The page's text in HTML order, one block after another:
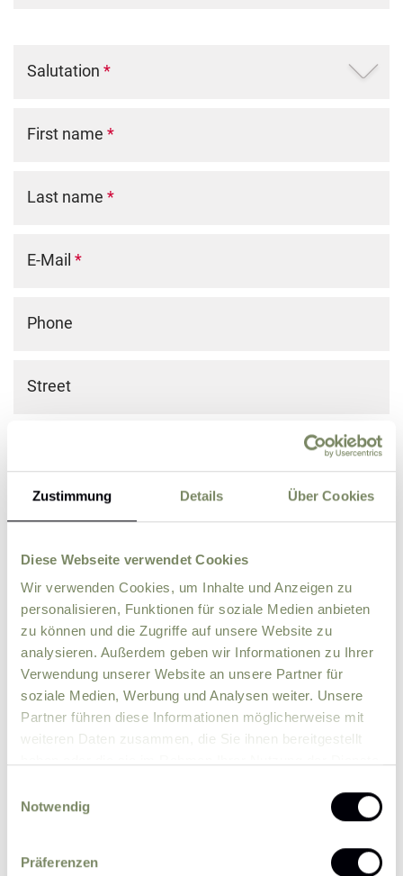
Zustimmung Details Über Cookies
Diese Webseite verwendet Cookies
Wir verwenden Cookies, um Inhalte und Anzeigen zu
personalisieren, Funktionen für soziale Medien anbieten
zu können und die Zugriffe auf unsere Website zu
analysieren. Außerdem geben wir Informationen zu Ihrer
Verwendung unserer Website an unsere Partner für
soziale Medien, Werbung und Analysen weiter. Unsere
Partner führen diese Informationen möglicherweise mit
weiteren Daten zusammen, die Sie ihnen bereitgestellt
Notwendig
Präferenzen
Salutation *
First name *
Last name *
E-Mail *
Phone
Street
Comment
offers by e-mail.